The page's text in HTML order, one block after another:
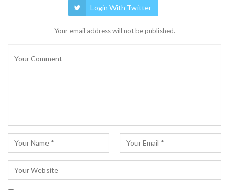
Login With Twitter
Your email address will not be published.